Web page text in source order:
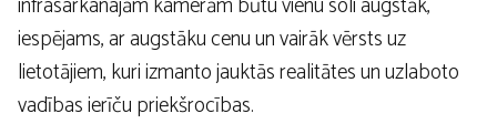
iespējams, ar augstāku cenu un vairāk vērsts uz
lietotājiem, kuri izmanto jauktās realitātes un uzlaboto
vadības ierīču priekšrocības.